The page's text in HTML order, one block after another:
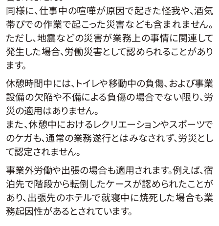
同様に、仕事中の喧嘩が原因で起きた怪我や、酒気
帯びでの作業で起こった災害なども含まれません。
ただし、地震などの災害が業務上の事情に関連して
発生した場合、労働災害として認められることがあり
ます。
休憩時間中には、トイレや移動中の負傷、および事業
設備の欠陥や不備による負傷の場合でない限り、労
災の適用はありません。
また、休憩中におけるレクリエーションやスポーツで
のケガも、通常の業務遂行とはみなされず、労災とし
て認定されません。
事業外労働や出張の場合も適用されます。例えば、宿
泊先で階段から転倒したケースが認められたことが
あり、出張先のホテルで就寝中に焼死した場合も業
務起因性があるとされています。